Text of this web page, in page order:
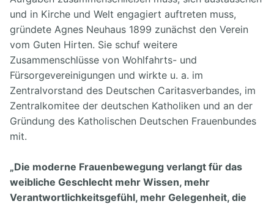
und in Kirche und Welt engagiert auftreten muss,
gründete Agnes Neuhaus 1899 zunächst den Verein
vom Guten Hirten. Sie schuf weitere
Zusammenschlüsse von Wohlfahrts- und
Fürsorgevereinigungen und wirkte u. a. im
Zentralvorstand des Deutschen Caritasverbandes, im
Zentralkomitee der deutschen Katholiken und an der
Gründung des Katholischen Deutschen Frauenbundes
mit.
„Die moderne Frauenbewegung verlangt für das
weibliche Geschlecht mehr Wissen, mehr
Verantwortlichkeitsgefühl, mehr Gelegenheit, die